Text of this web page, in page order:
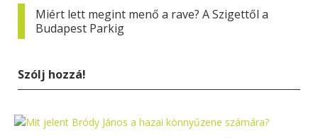
Miért lett megint menő a rave? A Szigettől a
Budapest Parkig
Szólj hozzá!